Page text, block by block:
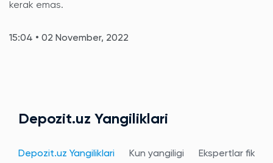
kerak emas.
15:04 • 02 November, 2022
Depozit.uz Yangiliklari
Depozit.uz Yangiliklari Kun yangiligi Ekspertlar fikri